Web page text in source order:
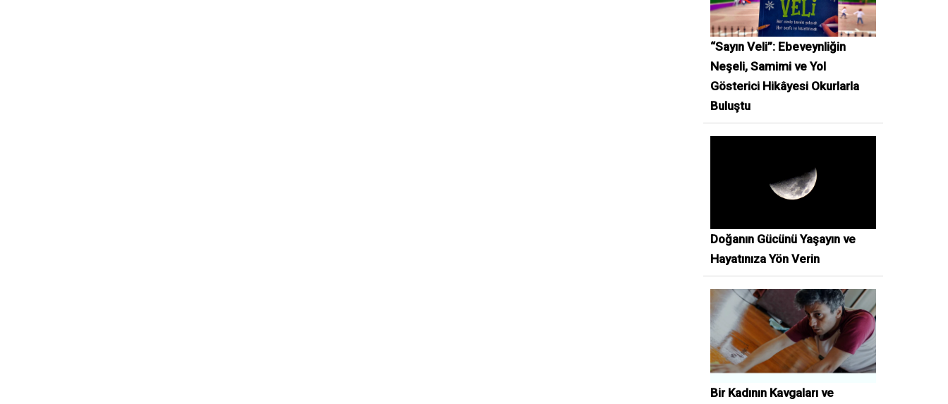
“Sayın Veli”: Ebeveynliğin
Neşeli, Samimi ve Yol
Gösterici Hikâyesi Okurlarla
Buluştu
Doğanın Gücünü Yaşayın ve
Hayatınıza Yön Verin
Bir Kadının Kavgaları ve